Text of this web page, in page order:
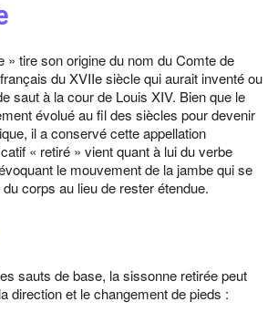
» tire son origine du nom du Comte de
du XVIIe siècle qui aurait inventé ou
saut à la cour de Louis XIV. Bien que le
évolué au fil des siècles pour devenir
il a conservé cette appellation
« retiré » vient quant à lui du verbe
le mouvement de la jambe qui se
corps au lieu de rester étendue.
sauts de base, la sissonne retirée peut
direction et le changement de pieds :